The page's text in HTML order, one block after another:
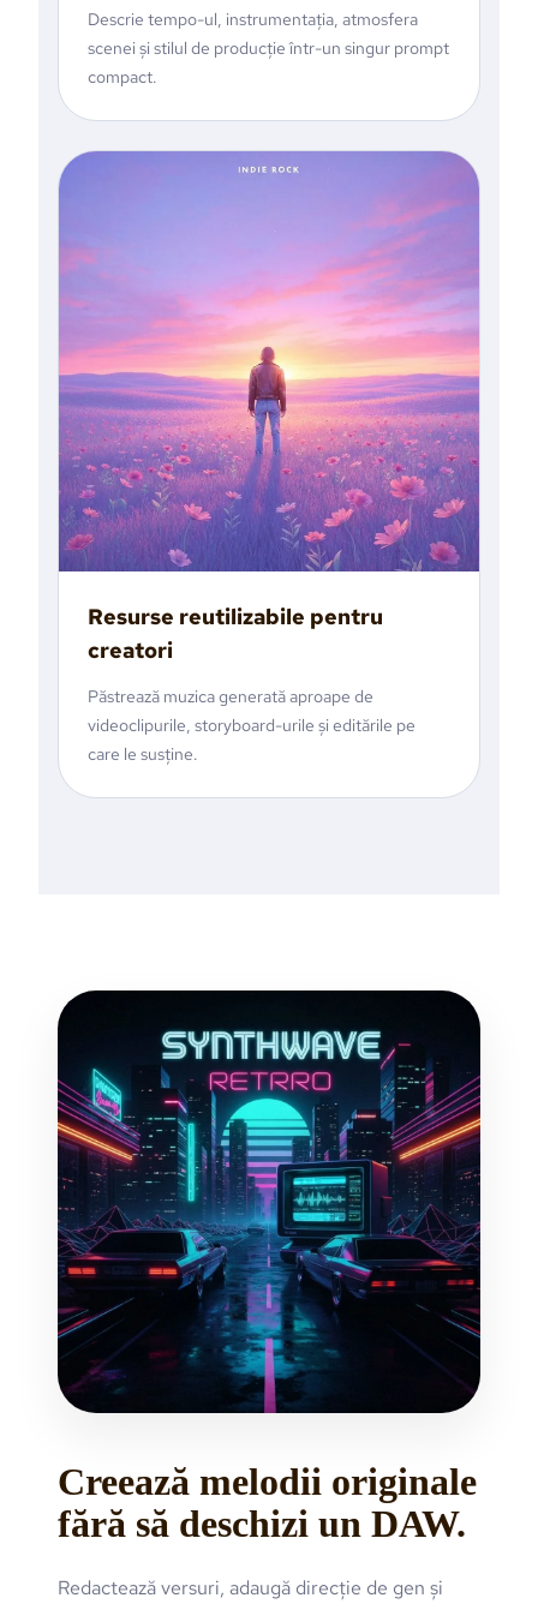
Descrie tempo-ul, instrumentația, atmosfera
scenei și stilul de producție într-un singur prompt
compact.
Resurse reutilizabile pentru
creatori
Păstrează muzica generată aproape de
videoclipurile, storyboard-urile și editările pe
care le susține.
Creează melodii originale
fără să deschizi un DAW.
Redactează versuri, adaugă direcție de gen și